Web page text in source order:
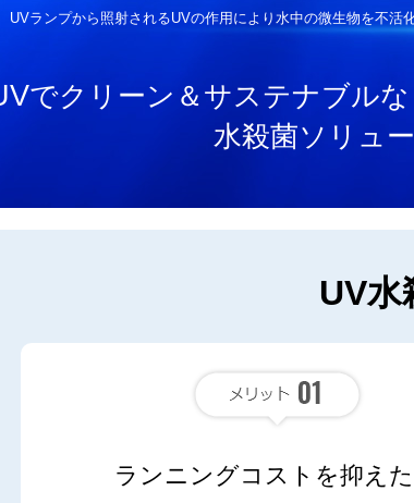
UVランプから照射されるUVの作用により水中の微生物を不活
でクリーン＆サステナブルな
水殺菌ソリュ
UV水
ランニングコストを抑え